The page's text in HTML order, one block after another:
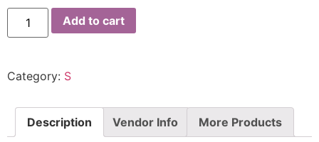
Add to cart
Category: S
Description Vendor Info More Products